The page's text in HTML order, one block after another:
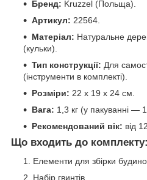
Бренд: Kruzzel (Польща).
Артикул: 22564.
Матеріал: Натуральне
(кульки).
Тип конструкції: Для
(інструменти в комплекті).
Розміри: 22 х 19 х 24 см.
Вага: 1,3 кг (у пакуванні —
Рекомендований вік: від
Що входить до комплекту:
Елементи для збірки
Набір гвинтів.